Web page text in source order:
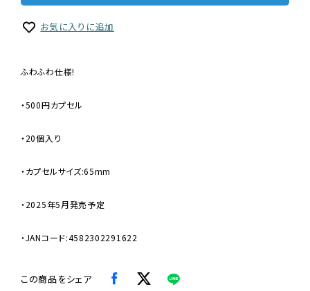
お気に入りに追加
ふわふわ仕様!
・500円カプセル
・20個入り
・カプセルサイズ:65mm
・2025年5月発売予定
・JANコード:4582302291622
この商品をシェア